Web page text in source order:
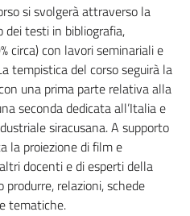
si svolgerà attraverso la
dei testi in bibliografia,
circa) con lavori seminariali e
tempistica del corso seguirà la
una prima parte relativa alla
seconda dedicata all’Italia e
siracusana. A supporto
la proiezione di film e
docenti e di esperti della
relazioni, schede
tematiche.